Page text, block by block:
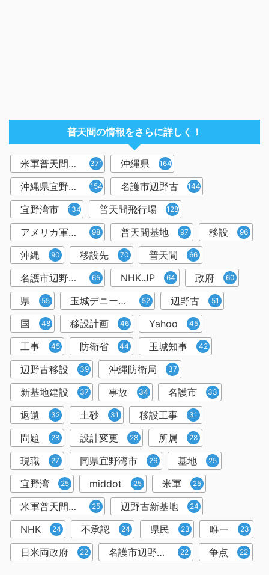
普天間の情報をさらに詳しく！
米軍普天間飛行場 371 沖縄県 164
沖縄県宜野湾市 154 名護市辺野古 144
宜野湾市 134 普天間飛行場 128
アメリカ軍普天間基地 98 普天間基地 97 移設 96
沖縄 90 移設先 70 普天間 66
名護市辺野古移設 65 NHK.JP 64 政府 60
県 55 玉城デニー知事 52 辺野古 51
国 48 移設計画 46 Yahoo 45
工事 45 防衛省 44 玉城知事 42
辺野古移設 39 沖縄防衛局 37
新基地建設 37 事故 34 名護市 33
返還 32 土砂 31 移設工事 31
問題 28 設計変更 28 所属 28
現職 27 同県宜野湾市 26 基地 25
宜野湾 25 middot 25 米軍 25
米軍普天間飛行場所属 25 辺野古新基地 24
NHK 24 不承認 24 県民 23 唯一 23
日米両政府 22 名護市辺野古沿岸部 22 争点 22